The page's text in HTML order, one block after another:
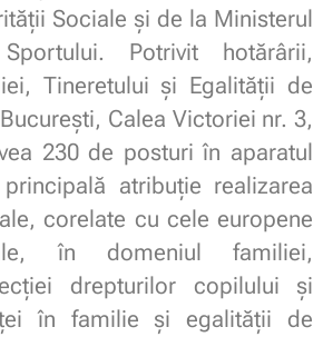
Sociale și de la Ministerul
Potrivit hotărârii,
Tineretului și Egalității de
Calea Victoriei nr. 3,
230 de posturi în aparatul
atribuție realizarea
corelate cu cele europene
în domeniul familiei,
drepturilor copilului și
în familie și egalității de